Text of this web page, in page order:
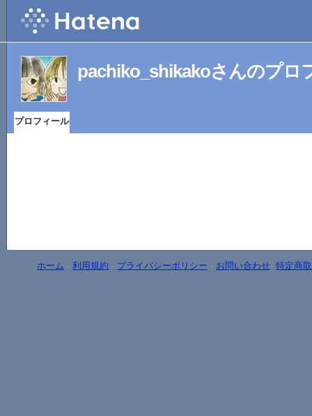
pachiko_shikakoさんのプロ
プロフィール
ホーム - 利用規約 - プライバシーポリシー - お問い合わせ- 特定商